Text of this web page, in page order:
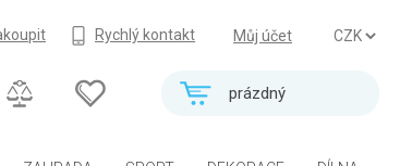
Můj účet
Rychlý kontakt
prázdný